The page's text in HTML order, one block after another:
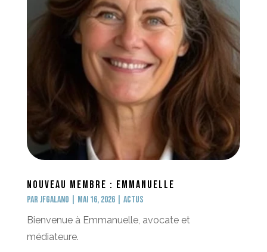
Nouveau membre : Emmanuelle
par jfgalano Mai 16, 2026| Actus
Bienvenue à Emmanuelle, avocate et
médiateure.